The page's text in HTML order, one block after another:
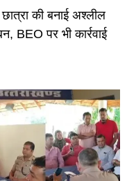
की बनाई अश्लील
BEO पर भी कार्रवाई